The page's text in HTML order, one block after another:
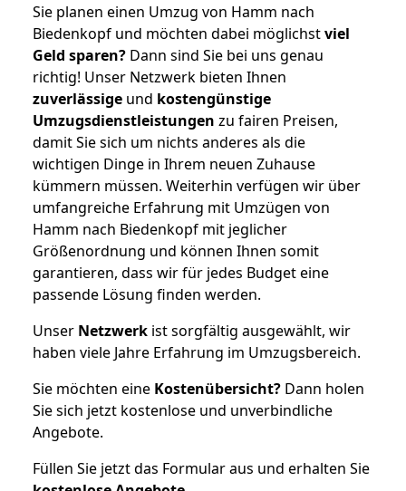
Sie planen einen Umzug von Hamm nach
Biedenkopf und möchten dabei möglichstviel
Geld sparen? Dann sind Sie bei uns genau
richtig! Unser Netzwerk bieten Ihnen
zuverlässige und kostengünstige
Umzugsdienstleistungen zu fairen Preisen,
damit Sie sich um nichts anderes als die
wichtigen Dinge in Ihrem neuen Zuhause
kümmern müssen. Weiterhin verfügen wir über
umfangreiche Erfahrung mit Umzügen von
Hamm nach Biedenkopf mit jeglicher
Größenordnung und können Ihnen somit
garantieren, dass wir für jedes Budget eine
passende Lösung finden werden.
Unser Netzwerk ist sorgfältig ausgewählt, wir
haben viele Jahre Erfahrung im Umzugsbereich.
Sie möchten eine Kostenübersicht? Dann holen
Sie sich jetzt kostenlose und unverbindliche
Angebote.
Füllen Sie jetzt das Formular aus und erhalten Sie